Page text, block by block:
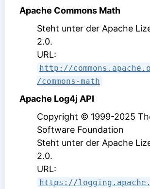
Apache Commons Math
Steht unter der Apache
2.0.
URL:
http://
/commons-math
Apache Log4j API
Copyright © 1999-2025
Software Foundation
Steht unter der Apache
2.0.
URL:
https://